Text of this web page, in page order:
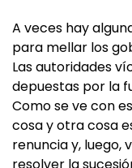
A veces hay
para mellar los
Las autoridades
depuestas por la
Como se ve con
cosa y otra cosa
renuncia y, luego,